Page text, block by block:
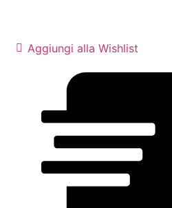
Aggiungi alla Wishlist